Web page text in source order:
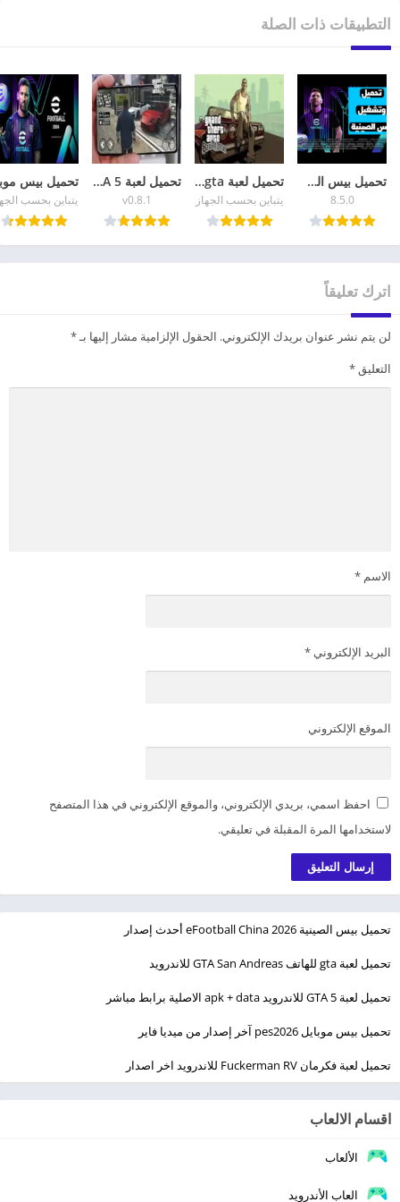
التطبيقات ذات الصلة
تحميل بيس الصينية eFootball China 2026 أحدث إصدار
8.5.0
تحميل لعبة gta للهاتف GTA San Andreas للاندرويد
يتباين بحسب الجهاز
تحميل لعبة GTA 5 للاندرويد apk + data الاصلية برابط مباشر
v0.8.1 يتباين بحسب
اترك تعليقاً
لن يتم نشر عنوان بريدك الإلكتروني. الحقول الإلزامية مشار إليها بـ*
التعليق *
الاسم *
البريد الإلكتروني *
الموقع الإلكتروني
احفظ اسمي، بريدي الإلكتروني، والموقع الإلكتروني في هذا المتصفح
لاستخدامها المرة المقبلة في تعليقي.
تحميل بيس الصينية eFootball China 2026 أحدث إصدار
تحميل لعبة gta للهاتف GTA San Andreas للاندرويد
تحميل لعبة GTA 5 للاندرويد apk + data الاصلية برابط مباشر
تحميل بيس موبايل pes2026 آخر إصدار من ميديا فاير
تحميل لعبة فكرمان Fuckerman RV للاندرويد اخر اصدار
اقسام الالعاب
الألعاب
العاب الأندرويد